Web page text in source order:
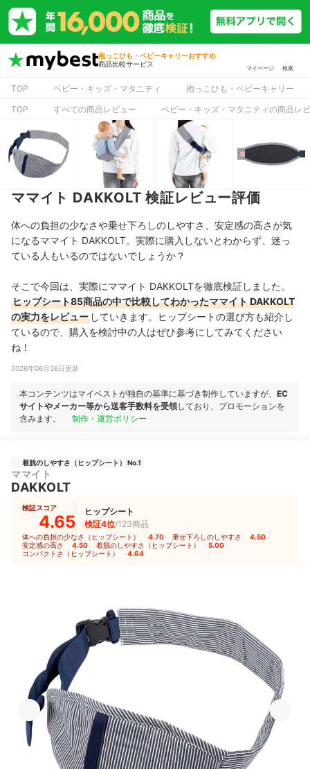
抱っこひも・ベビーキャリーおすすめ
商品比較サービス
マイページ 検索
TOP ベビー・キッズ・マタニティ
抱っこひも・ベビーキャリー
TOP
すべての商品レビュー ベビー・キッズ・マタニティの商品レ
ママイト DAKKOLT 検証レビュー評価
体への負担の少なさや乗せ下ろしのしやすさ、安定感の高さが気
になるママイト DAKKOLT。実際に購入しないとわからず、迷っ
ている人もいるのではないでしょうか？
そこで今回は、実際にママイト DAKKOLTを徹底検証しました。
ヒップシート85商品の中で比較してわかったママイト DAKKOLT
の実力をレビュー していきます。ヒップシートの選び方も紹介し
ているので、購入を検討中の人はぜひ参考にしてみてください
ね！
2026年06月26日更新
本コンテンツはマイベストが独自の基準に基づき制作していますが、 EC
サイトやメーカー等から送客手数料を受領しており、プロモーションを
含みます。
制作・運営ポリシー
着脱のしやすさ（ヒップシート） No.1
ママイト
DAKKOLT
検証スコア
4.65
ヒップシート
検証4位/123商品
体への負担の少なさ（ヒップシート） 4.70 乗せ下ろしのしやすさ 4.50
安定感の高さ 4.50 着脱のしやすさ（ヒップシート） 5.00
コンパクトさ（ヒップシート） 4.64